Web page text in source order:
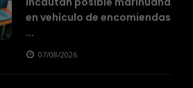
en vehículo de encomiendas
...
07/08/2026